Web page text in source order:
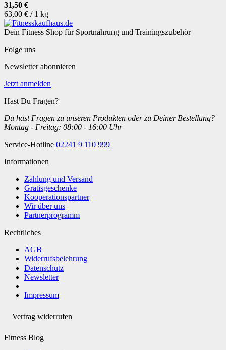
31,50 €
63,00 € / 1 kg
Dein Fitness Shop für Sportnahrung und Trainingszubehör
Folge uns
Newsletter abonnieren
Jetzt anmelden
Hast Du Fragen?
Du hast Fragen zu unseren Produkten oder zu Deiner Bestellung?
Montag - Freitag: 08:00 - 16:00 Uhr
Service-Hotline 02241 9 110 999
Informationen
Zahlung und Versand
Gratisgeschenke
Kooperationspartner
Wir über uns
Partnerprogramm
Rechtliches
AGB
Widerrufsbelehrung
Datenschutz
Newsletter
Impressum
Vertrag widerrufen
Fitness Blog